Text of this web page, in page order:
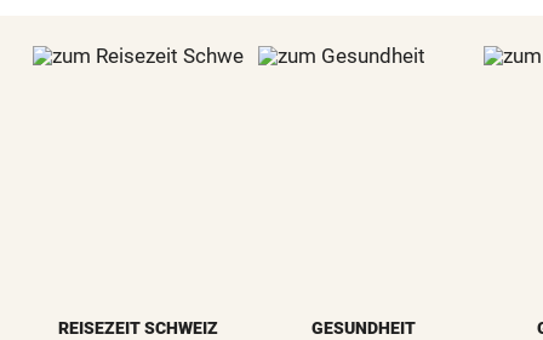
REISEZEIT SCHWEIZ GESUNDHEIT